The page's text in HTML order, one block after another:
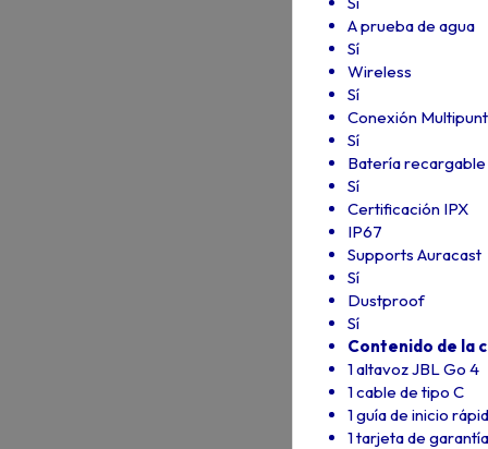
A prueba de agua
Sí
Wireless
Sí
Conexión
Sí
Batería recargable
Sí
Certificación IPX
IP67
Supports Auracast
Sí
Dustproof
Sí
Contenido de la
1 altavoz JBL Go 4
1 cable de tipo C
1 guía de inicio
1 tarjeta de